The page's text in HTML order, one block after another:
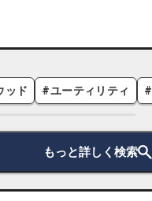
ッド #ユーティリティ #
もっと詳しく検索